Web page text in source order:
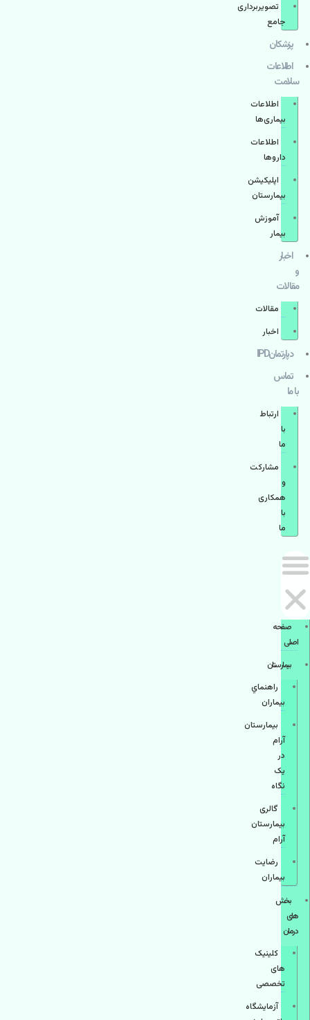
تصویربرداری
جامع
پزشكان
اطلاعات
سلامت
اطلاعات
بیماری‌ها
اطلاعات
دارو‌ها
اپليكيشن
بيمارستان
آموزش
بیمار
اخبار
و
مقالات
مقالات
اخبار
دپارتمانIPD
تماس
با ما
ارتباط
با
ما
مشاركت
و
همكاری
با
ما
صفحه
اصلی
بيمارستان
راهنماي
بیماران
بیمارستان
آرام
در
یک
نگاه
گالری
بیمارستان
آرام
رضایت
بیماران
بخش
های
درمان
کلینیک
های
تخصصی
آزمایشگاه